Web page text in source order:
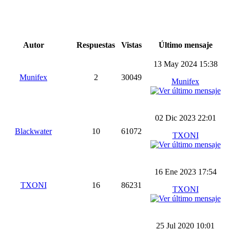
Autor Respuestas Vistas Último mensaje
Munifex 2 30049
13 May 2024 15:38
Munifex
Blackwater 10 61072
02 Dic 2023 22:01
TXONI
TXONI 16 86231
16 Ene 2023 17:54
TXONI
25 Jul 2020 10:01